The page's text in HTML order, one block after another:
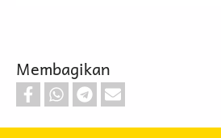
Membagikan